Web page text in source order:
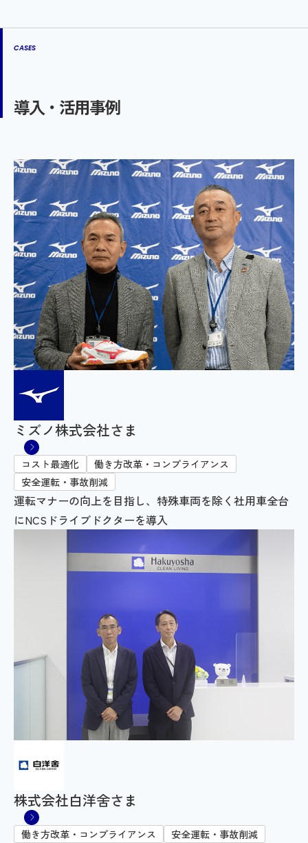
CASES
導入・活用事例
ミズノ株式会社さま
コスト最適化
働き方改革・コンプライアンス
安全運転・事故削減
運転マナーの向上を目指し、特殊車両を除く社用車全台
にNCSドライブドクターを導入
株式会社白洋舍さま
働き方改革・コンプライアンス 安全運転・事故削減